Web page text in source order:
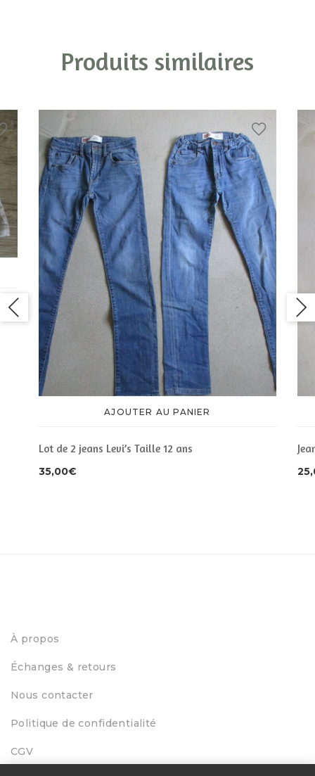
Produits similaires
AJOUTER AU PANIER
Lot de 2 jeans Levi’s Taille 12 ans
35,00€
À propos
Échanges & retours
Nous contacter
Politique de confidentialité
CGV